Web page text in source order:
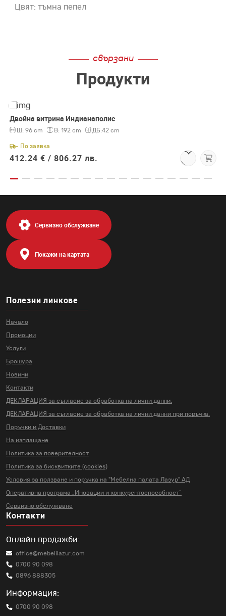
Цвят: тъмна пепел
свързани
Продукти
Двойна витрина Индианаполис
Ш: 96 cm В: 192 cm ДБ:42 cm
- По заявка
412.24 € / 806.27 лв.
Полезни линкове
Начало
Промоции
Услуги
Брошура
Новини
Контакти
ДЕКЛАРАЦИЯ за съгласие за обработка на лични данни.
ДЕКЛАРАЦИЯ за съгласие за обработка на лични данни при поръчка.
Поръчки и Доставки
На изплащане
Политика за поверителност
Политика за бисквитките (cookies)
Условия за ползване и поръчка на "Мебелна палата Лазур" АД
Оперативна програма „Иновации и конкурентоспособност“
Сервизно обслужване
Контакти
Онлайн продажби:
office@mebelilazur.com
0700 90 098
0896 888305
Информация:
0700 90 098
Сервизно обслужване
Покажи на картата